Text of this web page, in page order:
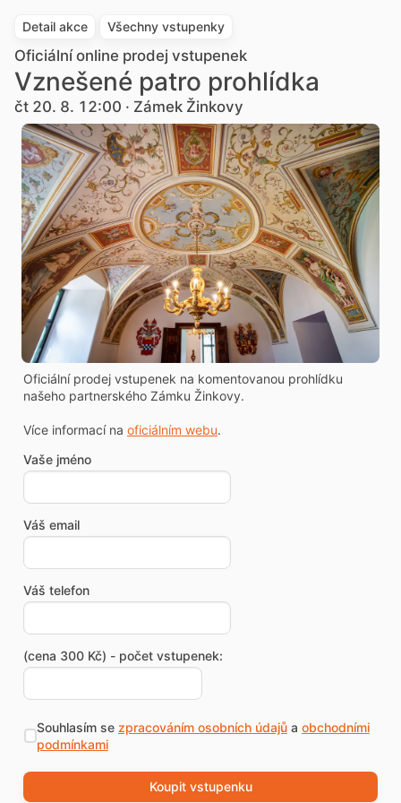
Detail akce Všechny vstupenky
Oficiální online prodej vstupenek
Vznešené patro prohlídka
čt 20. 8. 12:00 · Zámek Žinkovy
Oficiální prodej vstupenek na komentovanou prohlídku
našeho partnerského Zámku Žinkovy.
Více informací na oficiálním webu.
Vaše jméno
Váš email
Váš telefon
(cena 300 Kč) - počet vstupenek:
Souhlasím se zpracováním osobních údajůa obchodními
podmínkami
Koupit vstupenku